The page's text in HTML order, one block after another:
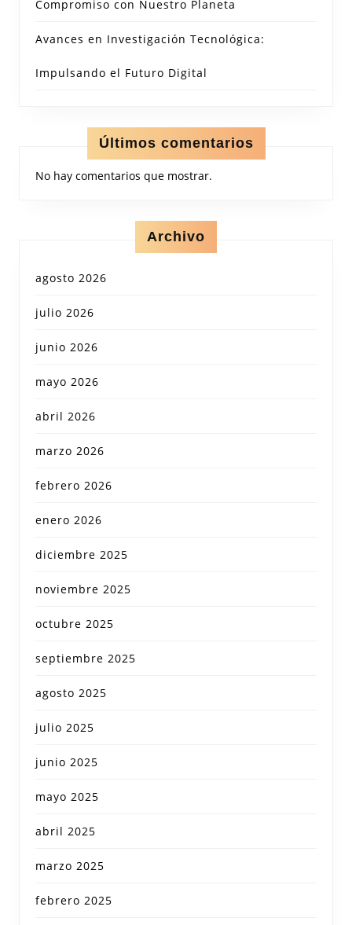
Compromiso con Nuestro Planeta
Avances en Investigación Tecnológica:
Impulsando el Futuro Digital
Últimos comentarios
No hay comentarios que mostrar.
Archivo
agosto 2026
julio 2026
junio 2026
mayo 2026
abril 2026
marzo 2026
febrero 2026
enero 2026
diciembre 2025
noviembre 2025
octubre 2025
septiembre 2025
agosto 2025
julio 2025
junio 2025
mayo 2025
abril 2025
marzo 2025
febrero 2025